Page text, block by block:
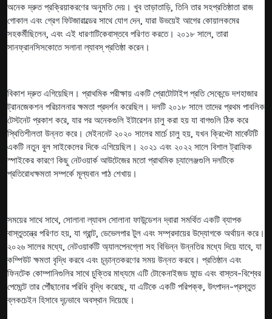
অনেক দ্রুত প্রক্রিয়াকরণের অনুমতি দেয়। খুব তাড়াতাড়ি, তিনি তার সহপ্রতিষ্ঠাতা রাজ
গোকাল এবং গ্রেগ ফিটজারাল্ডের সাথে যোগ দেন, যারা উভয়েই আগের কোয়ালকমের
সহকর্মীছিলেন, এবং এই ধারণাটিকেবাস্তবে পরিণত করতে। ২০১৮ সালে, তারা
সানফ্রানসিসকোতে সলানা ল্যাবস্‌ প্রতিষ্ঠা করেন।
বিকাশ দ্রুত এগিয়েছিল। প্রাথমিক পরীক্ষায় একটি প্রোটোটাইপ প্রতি সেকেন্ডে দশহাজার
ট্রানজেকশন পরিচালনার ক্ষমতা প্রদর্শন করেছিল। দলটি ২০১৮ সালে তাদের প্রথম পাবলিক
টেস্টনেট প্রকাশ করে, যার পর অনেকগুলি ইটারেশন চালু করা হয় যা বাগগুলি ঠিক করে
স্থিতিশীলতা উন্নত করে। মেইননেট ২০২০ সালের মার্চে চালু হয়, যখন ক্রিপ্টো মার্কেটটি
একটি নতুন বুল সাইকেলের দিকে এগিয়েছিল। ২০২১ এবং ২০২২ সালে বিশাল ট্রাফিক
স্পাইকের কারণে কিছু নেটওয়ার্ক আউটেজের মতো প্রাথমিক চ্যালেঞ্জগুলি দলটিকে
প্রতিরোধক্ষমতা সম্পর্কে মূল্যবান পাঠ শেখায়।
সময়ের সাথে সাথে, সোলানা ল্যাবস সোলানা ফাউন্ডেশন দ্বারা সমর্থিত একটি ব্যাপক
বাস্তুতন্ত্রে পরিণত হয়, যা গ্রান্ট, ডেভেলপার টুল এবং সম্প্রদায়ের উদ্যোগকে অর্থায়ন করে।
২০২৬ সালের মধ্যে, নেটওয়ার্কটি অ্যালপেনগ্লো সহ বিভিন্ন উন্নতির মধ্যে দিয়ে যাবে, যা
কম্পিউট ক্ষমতা বৃদ্ধি করবে এবং চূড়ান্তকরণের সময় উন্নত করবে। প্রতিষ্ঠান এবং
ফিনটেক কোম্পানিগুলির সাথে চুক্তির মাধ্যমে এটি টোকেনাইজড ফান্ড এবং বাস্তব-বিশ্বের
পেমেন্টে তার পৌঁছানোর পরিধি বৃদ্ধি করেছে, যা এটিকে একটি পরিপক্ক, উৎপাদন-প্রস্তুত
ব্লকচেইন হিসাবে দৃঢ়ভাবে অবস্থান দিয়েছে।